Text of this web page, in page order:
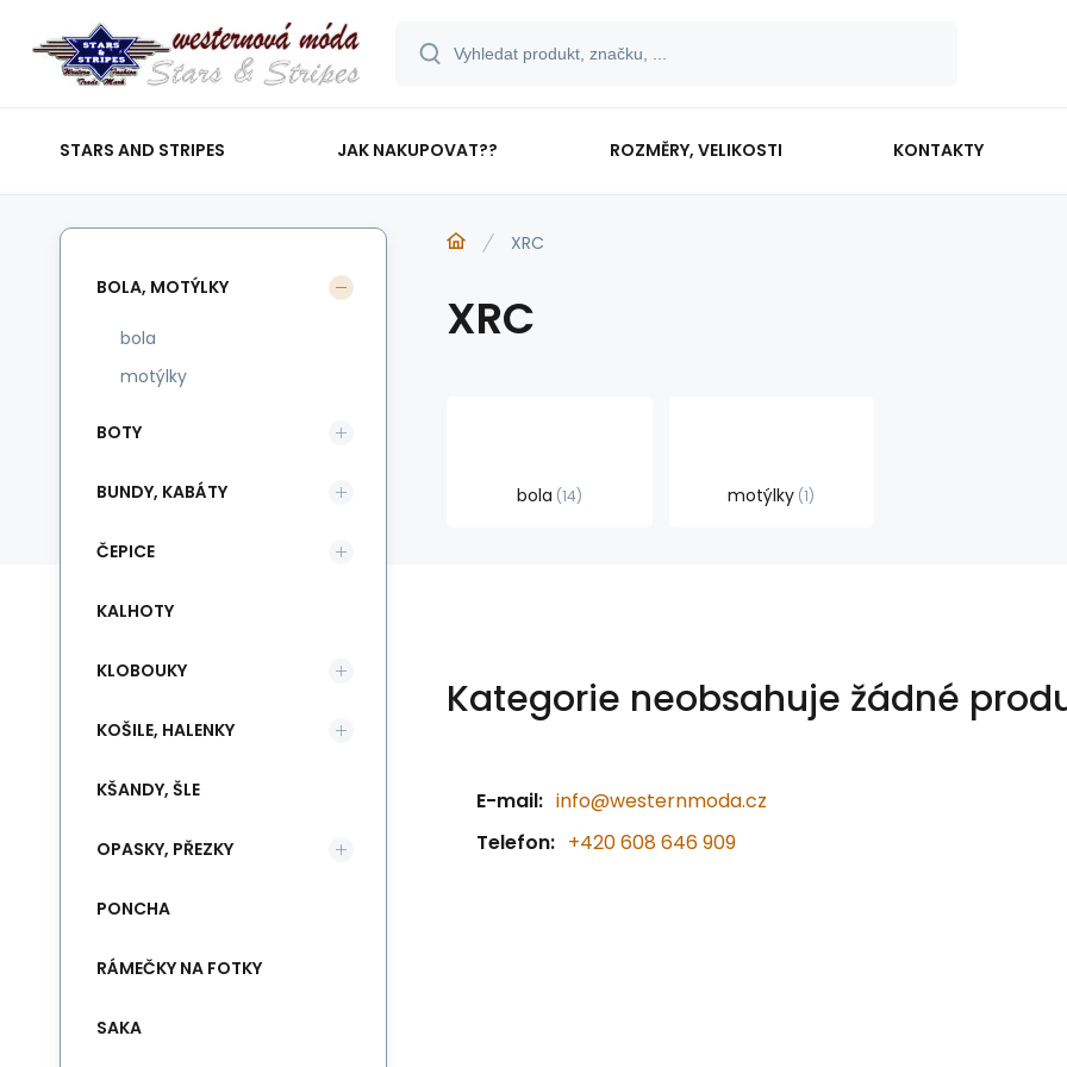
STARS AND STRIPES JAK NAKUPOVAT?? ROZMĚRY, VELIKOSTI KONTAKTY
XRC
XRC
bola 14 motýlky 1
Kategorie neobsahuje žádné
E-mail: info@westernmoda.cz
Telefon: +420 608 646 909
BOLA, MOTÝLKY
bola
motýlky
BOTY
BUNDY, KABÁTY
ČEPICE
KALHOTY
KLOBOUKY
KOŠILE, HALENKY
KŠANDY, ŠLE
OPASKY, PŘEZKY
PONCHA
RÁMEČKY NA FOTKY
SAKA